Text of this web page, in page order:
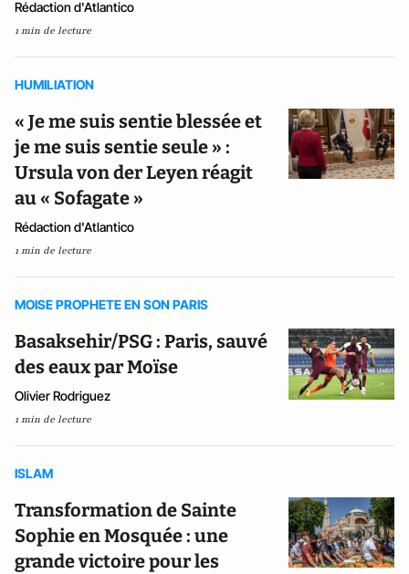
Rédaction d'Atlantico
1 min de lecture
HUMILIATION
« Je me suis sentie blessée et
je me suis sentie seule » :
Ursula von der Leyen réagit
au « Sofagate »
Rédaction d'Atlantico
1 min de lecture
MOISE PROPHETE EN SON PARIS
Basaksehir/PSG : Paris, sauvé
des eaux par Moïse
Olivier Rodriguez
1 min de lecture
ISLAM
Transformation de Sainte
Sophie en Mosquée : une
grande victoire pour les